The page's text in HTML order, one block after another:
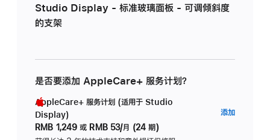
Studio Display - 标准玻璃面板 - 可调倾斜度
的支架
是否要添加 AppleCare+ 服务计划？
AppleCare+ 服务计划 (适用于 Studio
Display)
RMB 1,249 或 RMB 53/月 (24 期)
添加